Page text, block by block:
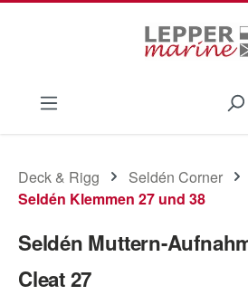
Deck & Rigg
Seldén Corner
Seldén Klemmen 27 und 38
Seldén Muttern-
Cleat 27